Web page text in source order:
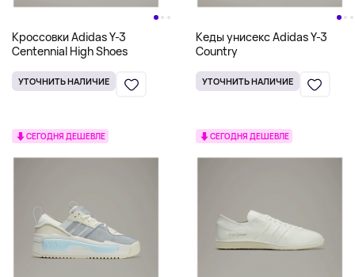
Кроссовки Adidas Y-3
Centennial High Shoes
УТОЧНИТЬ НАЛИЧИЕ
Кеды унисекс Adidas Y-3
Country
УТОЧНИТЬ НАЛИЧИЕ
СЕГОДНЯ ДЕШЕВЛЕ СЕГОДНЯ ДЕШЕВЛЕ